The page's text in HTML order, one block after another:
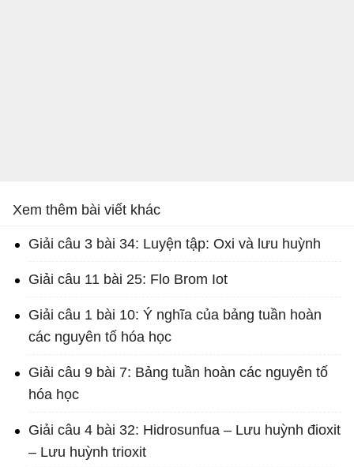
Xem thêm bài viết khác
Giải câu 3 bài 34: Luyện tập: Oxi và lưu huỳnh
Giải câu 11 bài 25: Flo Brom Iot
Giải câu 1 bài 10: Ý nghĩa của bảng tuần hoàn
các nguyên tố hóa học
Giải câu 9 bài 7: Bảng tuần hoàn các nguyên tố
hóa học
Giải câu 4 bài 32: Hidrosunfua – Lưu huỳnh đioxit
– Lưu huỳnh trioxit